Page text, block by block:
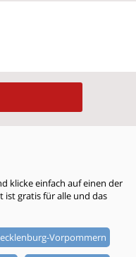
klicke einfach auf einen der
ist gratis für alle und das
Vorpommern